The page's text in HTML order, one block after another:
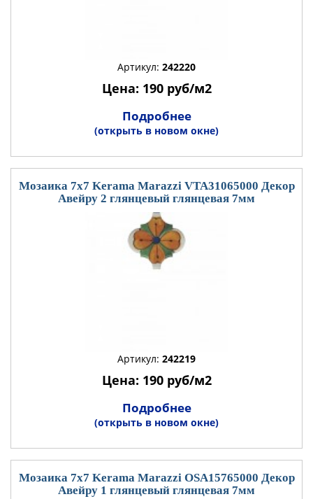
Артикул: 242220
Цена: 190 руб/м2
Подробнее
(открыть в новом окне)
Мозаика 7x7 Kerama Marazzi VTA31065000 Декор
Авейру 2 глянцевый глянцевая 7мм
Артикул: 242219
Цена: 190 руб/м2
Подробнее
(открыть в новом окне)
Мозаика 7x7 Kerama Marazzi OSA15765000 Декор
Авейру 1 глянцевый глянцевая 7мм